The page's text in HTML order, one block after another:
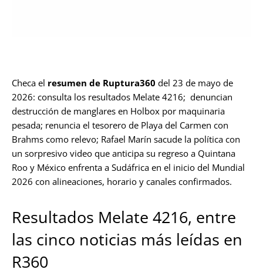
Checa el resumen de Ruptura360 del 23 de mayo de
2026: consulta los resultados Melate 4216; denuncian
destrucción de manglares en Holbox por maquinaria
pesada; renuncia el tesorero de Playa del Carmen con
Brahms como relevo; Rafael Marín sacude la política con
un sorpresivo video que anticipa su regreso a Quintana
Roo y México enfrenta a Sudáfrica en el inicio del Mundial
2026 con alineaciones, horario y canales confirmados.
Resultados Melate 4216, entre
las cinco noticias más leídas en
R360